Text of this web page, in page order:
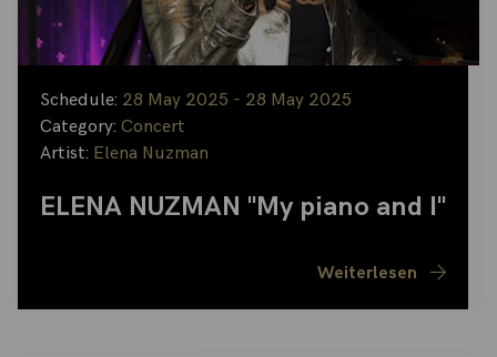
Schedule: 28 May 2025 - 28 May 2025
Category: Concert
Artist: Elena Nuzman
ELENA NUZMAN "My piano and I"
Weiterlesen